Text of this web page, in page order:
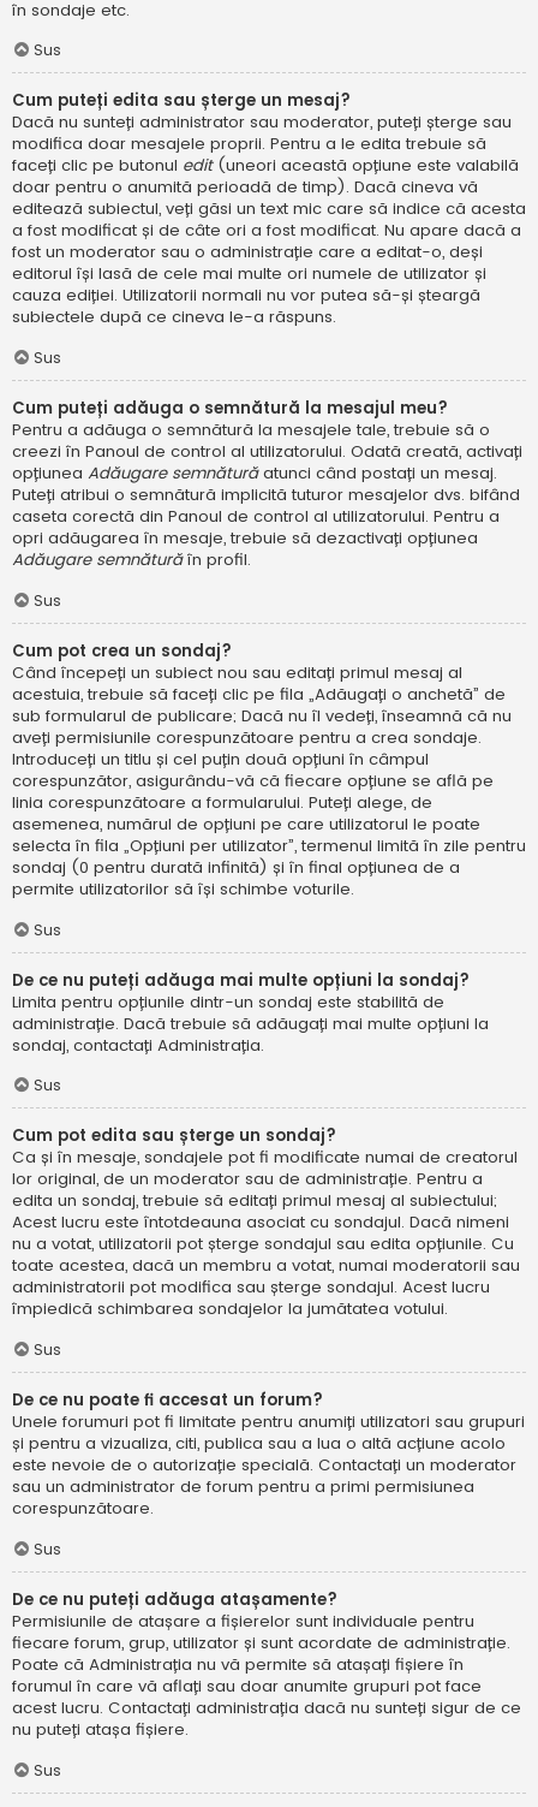
în sondaje etc.
Sus
Cum puteți edita sau șterge un mesaj?
Dacă nu sunteți administrator sau moderator, puteți șterge sau
modifica doar mesajele proprii. Pentru a le edita trebuie să
faceți clic pe butonul edit (uneori această opțiune este valabilă
doar pentru o anumită perioadă de timp). Dacă cineva vă
editează subiectul, veți găsi un text mic care să indice că acesta
a fost modificat și de câte ori a fost modificat. Nu apare dacă a
fost un moderator sau o administrație care a editat-o, deși
editorul își lasă de cele mai multe ori numele de utilizator și
cauza ediției. Utilizatorii normali nu vor putea să-și șteargă
subiectele după ce cineva le-a răspuns.
Sus
Cum puteți adăuga o semnătură la mesajul meu?
Pentru a adăuga o semnătură la mesajele tale, trebuie să o
creezi în Panoul de control al utilizatorului. Odată creată, activați
opțiunea Adăugare semnăturăatunci când postați un mesaj.
Puteți atribui o semnătură implicită tuturor mesajelor dvs. bifând
caseta corectă din Panoul de control al utilizatorului. Pentru a
opri adăugarea în mesaje, trebuie să dezactivați opțiunea
Adăugare semnăturăîn profil.
Sus
Cum pot crea un sondaj?
Când începeți un subiect nou sau editați primul mesaj al
acestuia, trebuie să faceți clic pe fila „Adăugați o anchetă” de
sub formularul de publicare; Dacă nu îl vedeți, înseamnă că nu
aveți permisiunile corespunzătoare pentru a crea sondaje.
Introduceți un titlu și cel puțin două opțiuni în câmpul
corespunzător, asigurându-vă că fiecare opțiune se află pe
linia corespunzătoare a formularului. Puteți alege, de
asemenea, numărul de opțiuni pe care utilizatorul le poate
selecta în fila „Opțiuni per utilizator”, termenul limită în zile pentru
sondaj (0 pentru durată infinită) și în final opțiunea de a
permite utilizatorilor să își schimbe voturile.
Sus
De ce nu puteți adăuga mai multe opțiuni la sondaj?
Limita pentru opțiunile dintr-un sondaj este stabilită de
administrație. Dacă trebuie să adăugați mai multe opțiuni la
sondaj, contactați Administrația.
Sus
Cum pot edita sau șterge un sondaj?
Ca și în mesaje, sondajele pot fi modificate numai de creatorul
lor original, de un moderator sau de administrație. Pentru a
edita un sondaj, trebuie să editați primul mesaj al subiectului;
Acest lucru este întotdeauna asociat cu sondajul. Dacă nimeni
nu a votat, utilizatorii pot șterge sondajul sau edita opțiunile. Cu
toate acestea, dacă un membru a votat, numai moderatorii sau
administratorii pot modifica sau șterge sondajul. Acest lucru
împiedică schimbarea sondajelor la jumătatea votului.
Sus
De ce nu poate fi accesat un forum?
Unele forumuri pot fi limitate pentru anumiți utilizatori sau grupuri
și pentru a vizualiza, citi, publica sau a lua o altă acțiune acolo
este nevoie de o autorizație specială. Contactați un moderator
sau un administrator de forum pentru a primi permisiunea
corespunzătoare.
Sus
De ce nu puteți adăuga atașamente?
Permisiunile de atașare a fișierelor sunt individuale pentru
fiecare forum, grup, utilizator și sunt acordate de administrație.
Poate că Administrația nu vă permite să atașați fișiere în
forumul în care vă aflați sau doar anumite grupuri pot face
acest lucru. Contactați administrația dacă nu sunteți sigur de ce
nu puteți atașa fișiere.
Sus